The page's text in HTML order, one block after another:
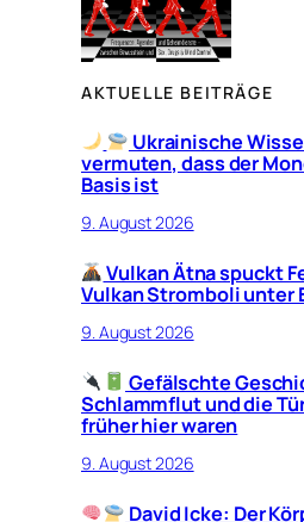
AKTUELLE BEITRÄGE
Ukrainische
vermuten, dass der
Basis ist
9. August 2026
Vulkan Ätna spuckt
Vulkan Stromboli unter
9. August 2026
Gefälschte
Schlammflut und die
früher hier waren
9. August 2026
David Icke: Der